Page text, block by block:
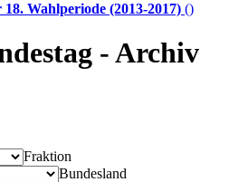
Wahlperiode (2013-2017) ()
- Archiv
Fraktion
Bundesland